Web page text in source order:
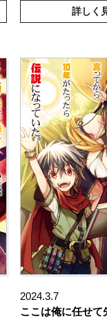
詳しく
2024.3.7
ここは俺に任せて